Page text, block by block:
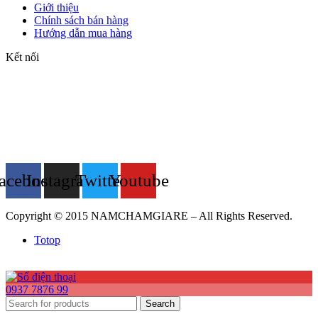
Giới thiệu
Chính sách bán hàng
Hướng dẫn mua hàng
Kết nối
InstagramTwitterYoutube
Copyright © 2015 NAMCHAMGIARE – All Rights Reserved.
Totop
0937 7876 99
Search